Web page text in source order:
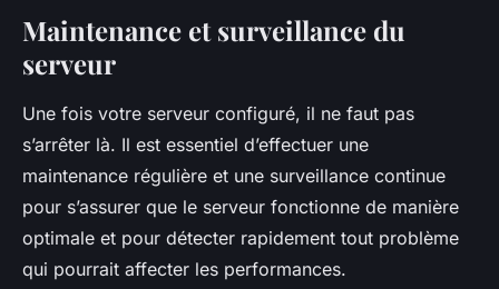
Maintenance et surveillance du
serveur
Une fois votre serveur configuré, il ne faut pas
s’arrêter là. Il est essentiel d’effectuer une
maintenance régulière et une surveillance continue
pour s’assurer que le serveur fonctionne de manière
optimale et pour détecter rapidement tout problème
qui pourrait affecter les performances.